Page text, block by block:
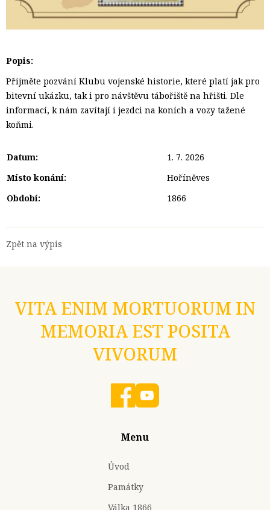
Popis:
Přijměte pozvání Klubu vojenské historie, které platí jak pro
bitevní ukázku, tak i pro návštěvu tábořiště na hřišti. Dle
informací, k nám zavítají i jezdci na koních a vozy tažené
koňmi.
Datum:
1. 7. 2026
Místo konání:
Hoříněves
Období:
1866
Zpět na výpis
VITA ENIM MORTUORUM IN
MEMORIA EST POSITA
VIVORUM
Menu
Úvod
Památky
Válka 1866